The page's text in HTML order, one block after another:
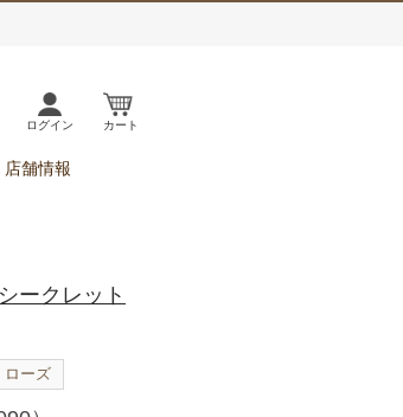
ログイン カート
店舗情報
ークレット
ローズ